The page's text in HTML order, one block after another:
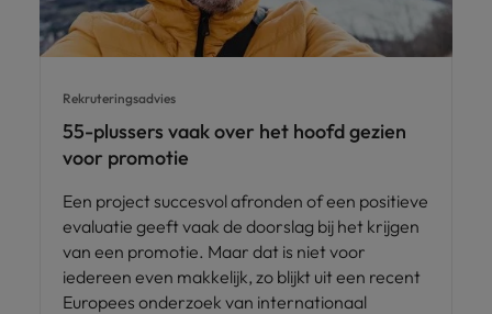
Rekruteringsadvies
55-plussers vaak over het hoofd gezien
voor promotie
Een project succesvol afronden of een positieve
evaluatie geeft vaak de doorslag bij het krijgen
van een promotie. Maar dat is niet voor
iedereen even makkelijk, zo blijkt uit een recent
Europees onderzoek van internationaal